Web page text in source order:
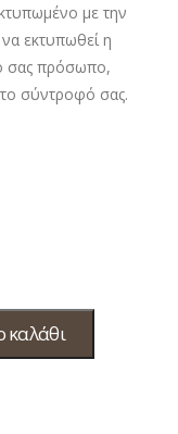
με την
εκτυπωθεί η
σας πρόσωπο,
σύντροφό σας.
καλάθι